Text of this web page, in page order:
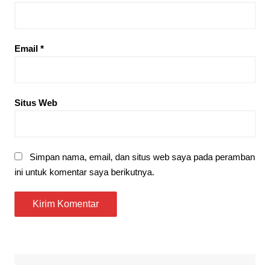
Email *
Situs Web
Simpan nama, email, dan situs web saya pada peramban
ini untuk komentar saya berikutnya.